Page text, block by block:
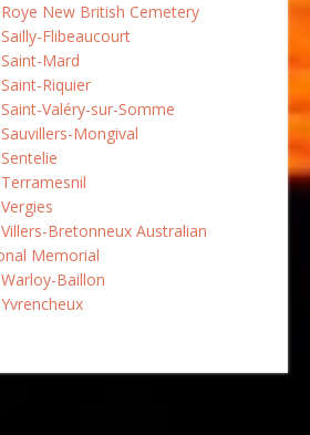
New British Cemetery
Flibeaucourt
Mard
Riquier
Valéry-sur-Somme
Mongival
Bretonneux Australian
Memorial
Baillon